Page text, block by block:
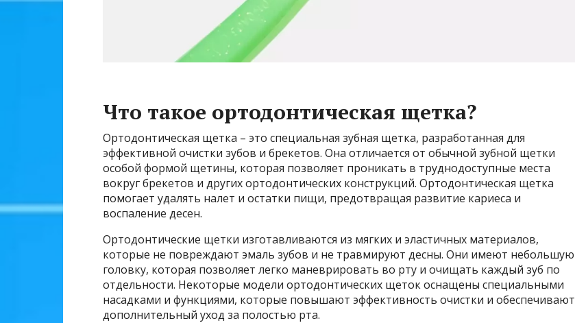
Что такое ортодонтическая щетка?
Ортодонтическая щетка – это специальная зубная щетка, разработанная для
эффективной очистки зубов и брекетов. Она отличается от обычной зубной щетки
особой формой щетины, которая позволяет проникать в труднодоступные места
вокруг брекетов и других ортодонтических конструкций. Ортодонтическая щетка
помогает удалять налет и остатки пищи, предотвращая развитие кариеса и
воспаление десен.
Ортодонтические щетки изготавливаются из мягких и эластичных материалов,
которые не повреждают эмаль зубов и не травмируют десны. Они имеют небольшую
головку, которая позволяет легко маневрировать во рту и очищать каждый зуб по
отдельности. Некоторые модели ортодонтических щеток оснащены специальными
насадками и функциями, которые повышают эффективность очистки и обеспечивают
дополнительный уход за полостью рта.